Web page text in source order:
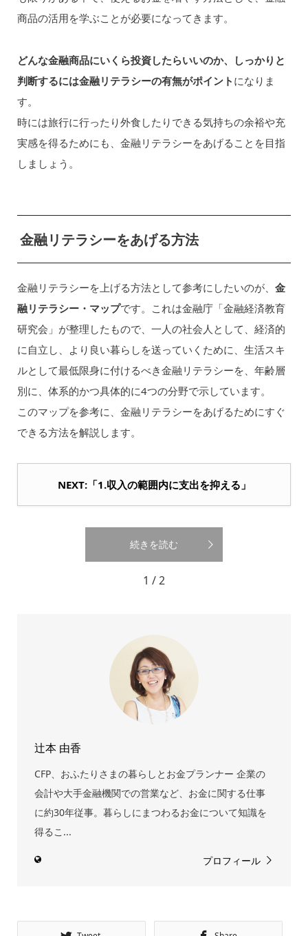
商品の活用を学ぶことが必要になってきます。
どんな金融商品にいくら投資したらいいのか、しっかりと
判断するには金融リテラシーの有無がポイント になりま
す。
時には旅行に行ったり外食したりできる気持ちの余裕や充
実感を得るためにも、金融リテラシーをあげることを目指
しましょう。
金融リテラシーをあげる方法
金融リテラシーを上げる方法として参考にしたいのが、 金
融リテラシー・マップです。これは金融庁「金融経済教育
研究会」が整理したもので、一人の社会人として、経済的
に自立し、より良い暮らしを送っていくために、生活スキ
ルとして最低限身に付けるべき金融リテラシーを、年齢層
別に、体系的かつ具体的に4つの分野で示しています。
このマップを参考に、金融リテラシーをあげるためにすぐ
できる方法を解説します。
NEXT:「1.収入の範囲内に支出を抑える」
続きを読む
1 / 2
辻本 由香
CFP、おふたりさまの暮らしとお金プランナー 企業の
会計や大手金融機関での営業など、お金に関する仕事
に約30年従事。暮らしにまつわるお金について知識を
得るこ...
プロフィール